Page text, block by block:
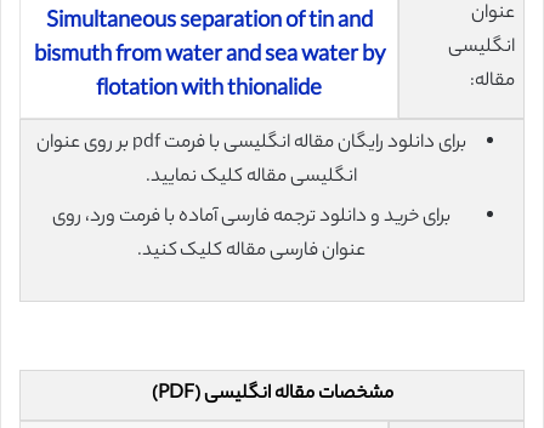
عنوان
انگلیسی
مقاله:
Simultaneous separation of tin and
bismuth from water and sea water by
flotation with thionalide
برای دانلود رایگان مقاله انگلیسی با فرمت pdf بر روی عنوان
انگلیسی مقاله کلیک نمایید.
برای خرید و دانلود ترجمه فارسی آماده با فرمت ورد، روی
عنوان فارسی مقاله کلیک کنید.
مشخصات مقاله انگلیسی (PDF)